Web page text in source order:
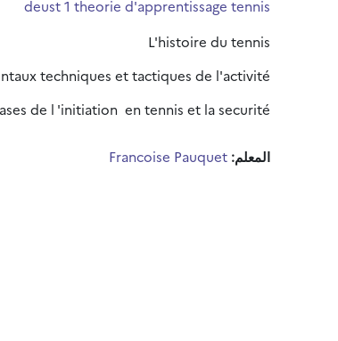
deust 1 theorie d'apprentissage tennis
L'histoire du tennis
techniques et tactiques de l'activité
de l 'initiation en tennis et la securité
المعلم: Francoise Pauquet